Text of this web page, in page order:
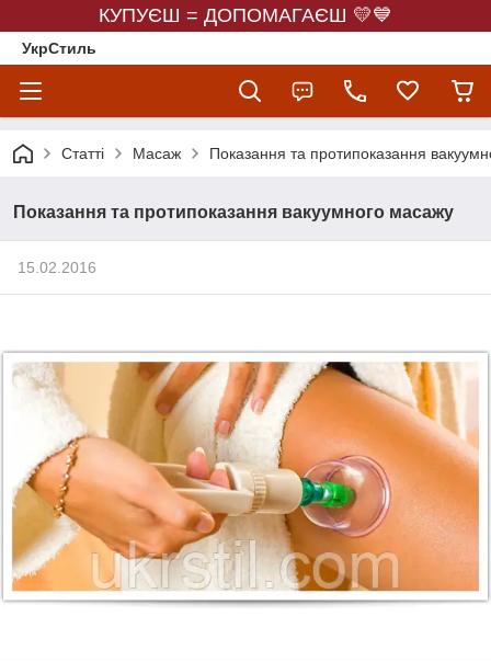
КУПУЄШ = ДОПОМАГАЄШ 💛💙
УкрСтиль
Статті Масаж Показання та протипоказання
Показання та протипоказання вакуумного масажу
15.02.2016